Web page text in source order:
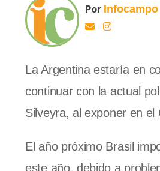
Por Infocampo
La Argentina estaría en
continuar con la actual
Silveyra, al exponer en
El año próximo Brasil
este año, debido a